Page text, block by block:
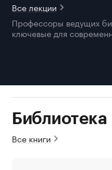
Все лекции
Профессоры ведущих
ключевые для
Библиотека
Все книги